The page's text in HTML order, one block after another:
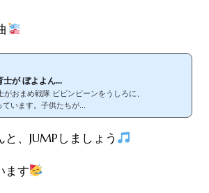
士が ぼよよん...
がおまめ戦隊 ビビンビーンをうしろに、
います。子供たちが...
、JUMPしましょう
ます